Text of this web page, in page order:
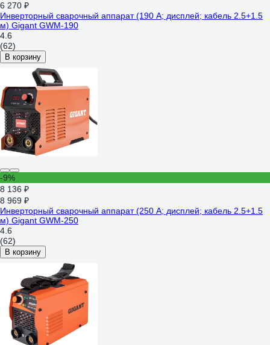
6 270 ₽
Инверторный сварочный аппарат (190 А; дисплей; кабель 2.5+1.5
м) Gigant GWM-190
4.6
(62)
В корзину
-9%
8 136 ₽
8 969 ₽
Инверторный сварочный аппарат (250 А; дисплей; кабель 2.5+1.5
м) Gigant GWM-250
4.6
(62)
В корзину